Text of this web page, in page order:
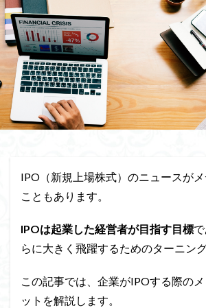
IPO（新規上場株式）のニュースが
こともあります。
IPOは起業した経営者が目指す目標
らに大きく飛躍するためのターニン
この記事では、企業がIPOする際の
ットを解説します。